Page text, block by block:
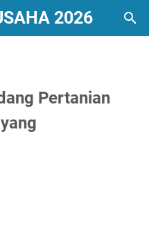
2026
Pertanian